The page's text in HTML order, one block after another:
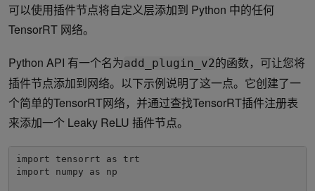
可以使用插件节点将自定义层添加到 Python 中的任何
TensorRT 网络。
Python API 有一个名为add_plugin_v2的函数，可让您将
插件节点添加到网络。以下示例说明了这一点。它创建了一
个简单的TensorRT网络，并通过查找TensorRT插件注册表
来添加一个 Leaky ReLU 插件节点。
import tensorrt as trt
import numpy as np